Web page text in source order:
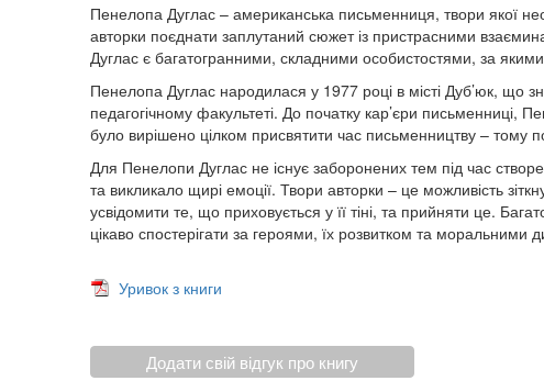
Пенелопа Дуглас – американська письменниця, твори якої
авторки поєднати заплутаний сюжет із пристрасними
Дуглас є багатогранними, складними особистостями, за якими
Пенелопа Дуглас народилася у 1977 році в місті Дуб’юк, що
педагогічному факультеті. До початку кар’єри письменниці,
було вирішено цілком присвятити час письменництву – тому
Для Пенелопи Дуглас не існує заборонених тем під час
та викликало щирі емоції. Твори авторки – це можливість
усвідомити те, що приховується у її тіні, та прийняти це.
цікаво спостерігати за героями, їх розвитком та
Уривок з книги
Додати свій відгук про книгу